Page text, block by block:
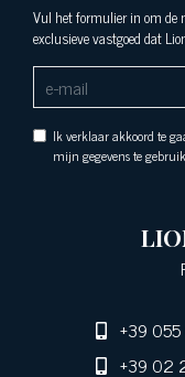
Vul het formulier in om de
exclusieve vastgoed dat
Ik verklaar akkoord te
mijn gegevens te
+39
+39 02